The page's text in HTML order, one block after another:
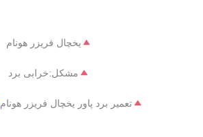
یخچال فریزر هونام
مشکل:خرابی برد
تعمیر برد پاور یخچال فریزر هونام